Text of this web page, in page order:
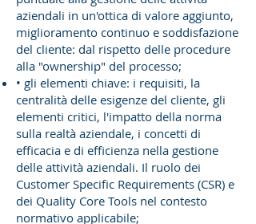
aziendali in un'ottica di valore aggiunto,
miglioramento continuo e soddisfazione
del cliente: dal rispetto delle procedure
alla "ownership" del processo;
• gli elementi chiave: i requisiti, la
centralità delle esigenze del cliente, gli
elementi critici, l'impatto della norma
sulla realtà aziendale, i concetti di
efficacia e di efficienza nella gestione
delle attività aziendali. Il ruolo dei
Customer Specific Requirements (CSR) e
dei Quality Core Tools nel contesto
normativo applicabile;